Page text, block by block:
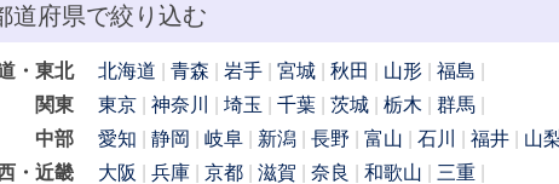
道府県で絞り込む
・東北 北海道 青森 岩手 宮城 秋田 山形
福島
関東
東京 神奈川 埼玉 千葉 茨城 栃木
群馬
中部
愛知 静岡 岐阜 新潟 長野 富山 石川 福井
山
・近畿
大阪 兵庫 京都 滋賀 奈良 和歌山
三重